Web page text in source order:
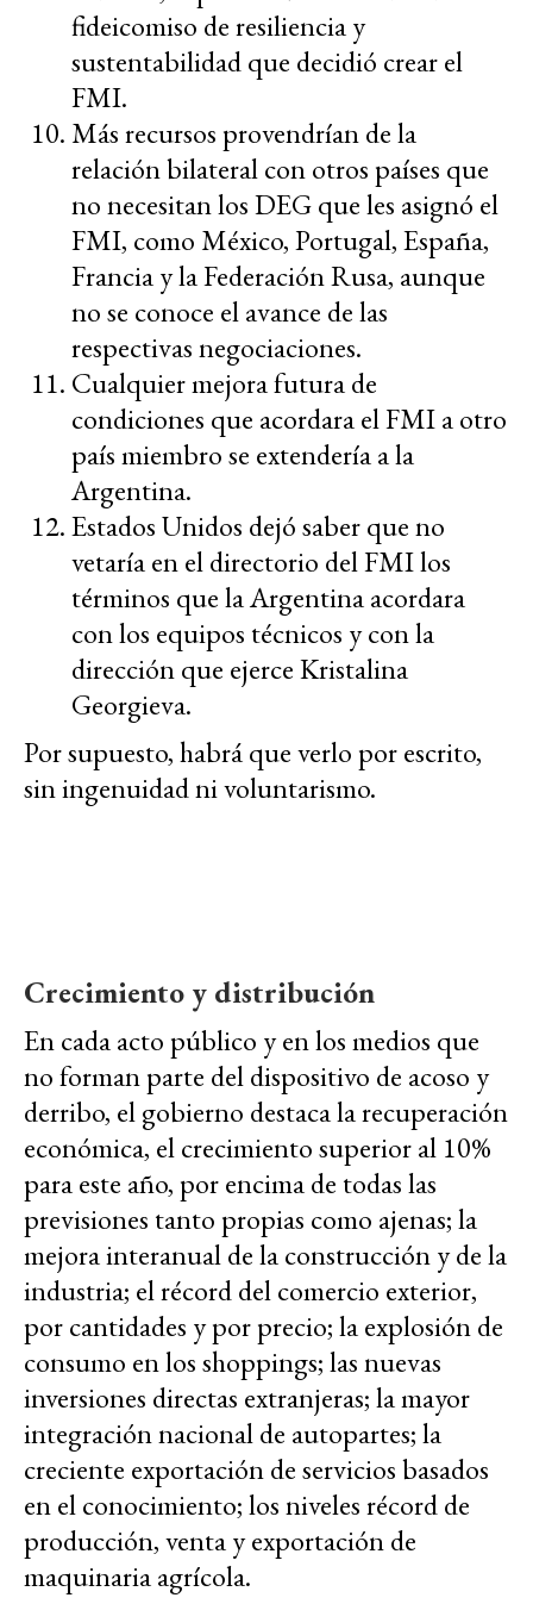
fideicomiso de resiliencia y
sustentabilidad que decidió crear el
FMI.
Más recursos provendrían de la
relación bilateral con otros países que
no necesitan los DEG que les asignó el
FMI, como México, Portugal, España,
Francia y la Federación Rusa, aunque
no se conoce el avance de las
respectivas negociaciones.
Cualquier mejora futura de
condiciones que acordara el FMI a otro
país miembro se extendería a la
Argentina.
Estados Unidos dejó saber que no
vetaría en el directorio del FMI los
términos que la Argentina acordara
con los equipos técnicos y con la
dirección que ejerce Kristalina
Georgieva.
Por supuesto, habrá que verlo por escrito,
sin ingenuidad ni voluntarismo.
Crecimiento y distribución
En cada acto público y en los medios que
no forman parte del dispositivo de acoso y
derribo, el gobierno destaca la recuperación
económica, el crecimiento superior al 10%
para este año, por encima de todas las
previsiones tanto propias como ajenas; la
mejora interanual de la construcción y de la
industria; el récord del comercio exterior,
por cantidades y por precio; la explosión de
consumo en los shoppings; las nuevas
inversiones directas extranjeras; la mayor
integración nacional de autopartes; la
creciente exportación de servicios basados
en el conocimiento; los niveles récord de
producción, venta y exportación de
maquinaria agrícola.